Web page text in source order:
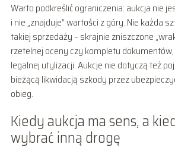
Warto podkreślić ograniczenia: aukcja nie
i nie „znajduje” wartości z góry. Nie każda
takiej sprzedaży – skrajnie zniszczone
rzetelnej oceny czy kompletu
legalnej utylizacji. Aukcje nie dotyczą też
bieżącą likwidacją szkody przez
obieg.
Kiedy aukcja ma sens, a
wybrać inną drogę